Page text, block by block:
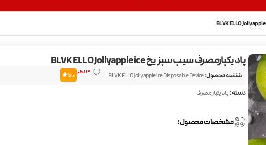
پاد یکبارمصرف سیب سبز یخ BLVK ELLO Jollyapple ice
شناسه محصول:BLVK ELLO Jollyapple ice Disposable Device 3 نظر 5.0
دسته:پاد یکبار مصرف
مشخصات محصول: